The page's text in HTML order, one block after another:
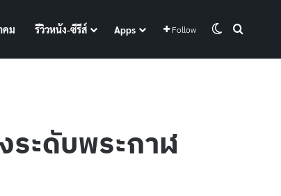
คม รีวิวหนัง-ซีรีส์ Apps Follow Switch skin
ะดับพระกาฬ